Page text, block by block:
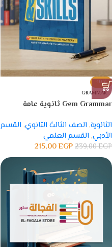
-10%
GRAMMAR
Gem Grammar ثانوية عامة
الثانوية, الصف الثالث الثانوي, القسم
الأدبي, القسم العلمي
239,00EGP
215,00EGP